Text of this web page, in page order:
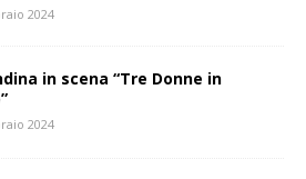
2024
in scena “Tre Donne in
2024